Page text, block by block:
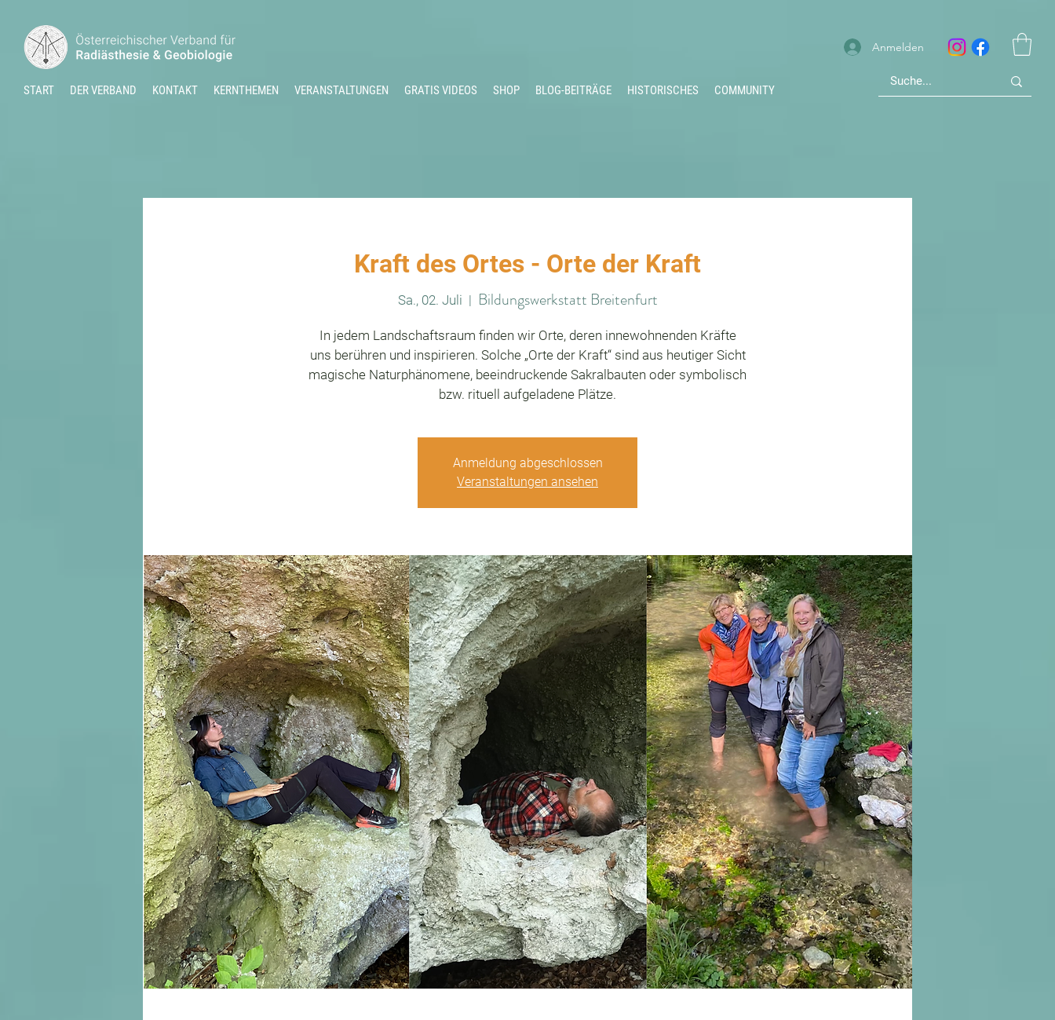
START DER VERBAND KONTAKT KERNTHEMEN VERANSTALTUNGEN GRATIS VIDEOS SHOP BLOG-BEITRÄGE HISTORISCHES COMMUNITY
Anmelden
Kraft des Ortes - Orte der Kraft
Sa., 02. Juli
  |
Bildungswerkstatt Breitenfurt
In jedem Landschaftsraum finden wir Orte, deren innewohnenden Kräfte
uns berühren und inspirieren. Solche „Orte der Kraft“ sind aus heutiger Sicht
magische Naturphänomene, beeindruckende Sakralbauten oder symbolisch
bzw. rituell aufgeladene Plätze.
Anmeldung abgeschlossen
Veranstaltungen ansehen